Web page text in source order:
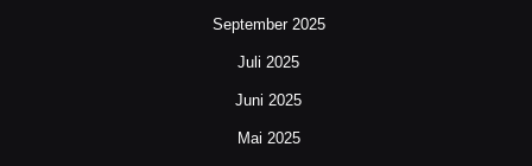
September 2025
Juli 2025
Juni 2025
Mai 2025